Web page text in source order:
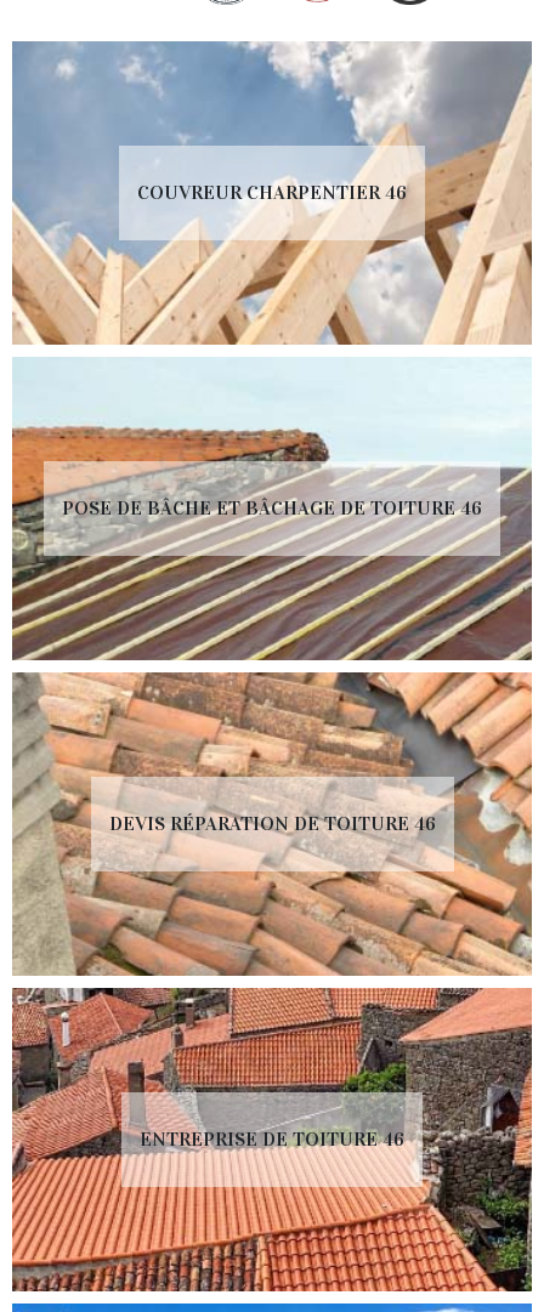
COUVREUR CHARPENTIER 46
POSE DE BÂCHE ET BÂCHAGE DE TOITURE 46
DEVIS RÉPARATION DE TOITURE 46
ENTREPRISE DE TOITURE 46